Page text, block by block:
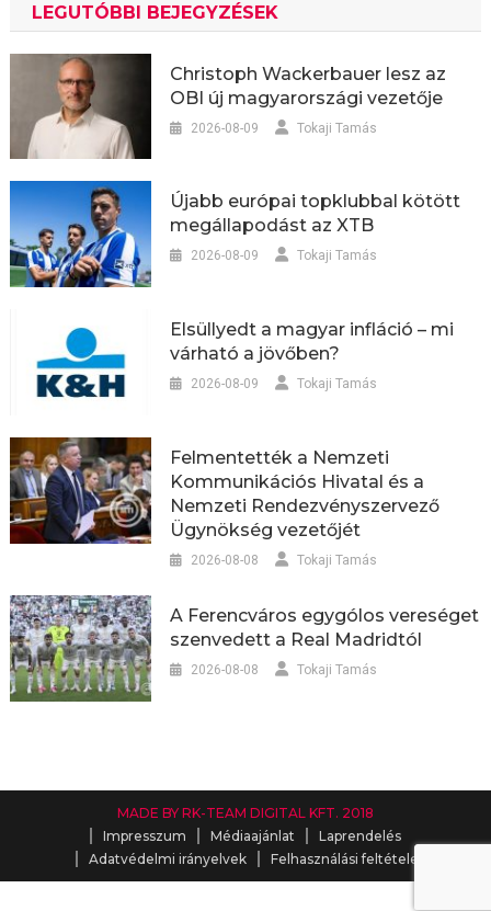
LEGUTÓBBI BEJEGYZÉSEK
Christoph Wackerbauer lesz az
OBI új magyarországi vezetője
2026-08-09 Tokaji Tamás
Újabb európai topklubbal kötött
megállapodást az XTB
2026-08-09 Tokaji Tamás
Elsüllyedt a magyar infláció – mi
várható a jövőben?
2026-08-09 Tokaji Tamás
Felmentették a Nemzeti
Kommunikációs Hivatal és a
Nemzeti Rendezvényszervező
Ügynökség vezetőjét
2026-08-08 Tokaji Tamás
A Ferencváros egygólos vereséget
szenvedett a Real Madridtól
2026-08-08 Tokaji Tamás
MADE BY RK-TEAM DIGITAL KFT. 2018
Impresszum
Médiaajánlat
Laprendelés
Adatvédelmi irányelvek
Felhasználási feltételek